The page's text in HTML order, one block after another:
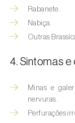
Afídeo-
spiraecola
Afídeos
Alfinetes (
Aranhiço-
Rabanete.
Nabiça.
Outras
4. Sintomas e
Minas e
nervuras.
Perfurações